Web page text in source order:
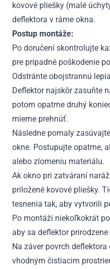
kovové pliešky (malé
deflektora v ráme okna.
Postup montáže:
Po doručení skontrolujte
pre prípadné poškodenie
Odstránte obojstrannú
Deflektor najskôr zasuňte
potom opatrne druhý
mierne prehnúť.
Následne pomaly
okne. Postupujte opatrne,
alebo zlomeniu materiálu.
Ak okno pri zatváraní
priložené kovové pliešky.
tesnenia tak, aby vytvorili
Po montáži niekoľkokrát
aby sa deflektor
Na záver povrch
vhodným čistiacim